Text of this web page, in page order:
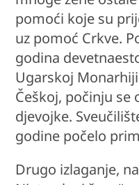
pomoći koje su
uz pomoć Crkve.
godina
Ugarskoj
Češkoj, počinju se
djevojke.
godine počelo
Drugo izlaganje,